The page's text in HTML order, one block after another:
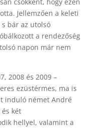
Jellemzően a keleti
bár az utolsó
a rendezőség
napon már nem
2008 és 2009 –
ezüstérmes, ma is
induló német André
két
hellyel, valamint a